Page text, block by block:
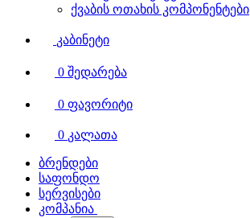
ქვაბის ოთახის კომპონენტები
კაბინეტი
0 შედარება
0 ფავორიტი
0 კალათა
ბრენდები
საფონდო
სერვისები
კომპანია